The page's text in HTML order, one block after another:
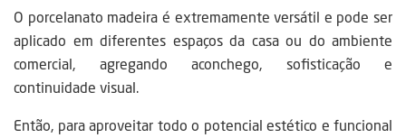
O porcelanato madeira é extremamente versátil e pode ser
aplicado em diferentes espaços da casa ou do ambiente
comercial, agregando aconchego, sofisticação e
continuidade visual.
Então, para aproveitar todo o potencial estético e funcional